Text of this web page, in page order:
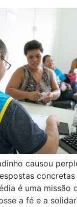
causou
é uma missão
a fé e a